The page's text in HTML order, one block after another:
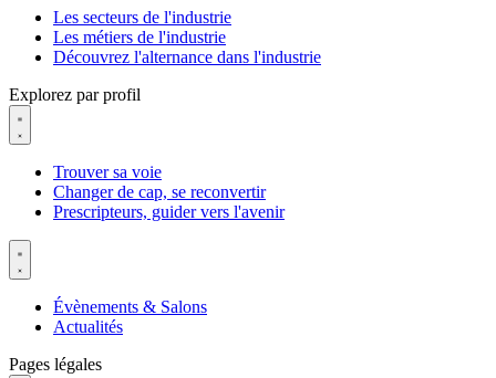
Les secteurs de l'industrie
Les métiers de l'industrie
Découvrez l'alternance dans l'industrie
Explorez par profil
Trouver sa voie
Changer de cap, se reconvertir
Prescripteurs, guider vers l'avenir
Évènements & Salons
Actualités
Pages légales